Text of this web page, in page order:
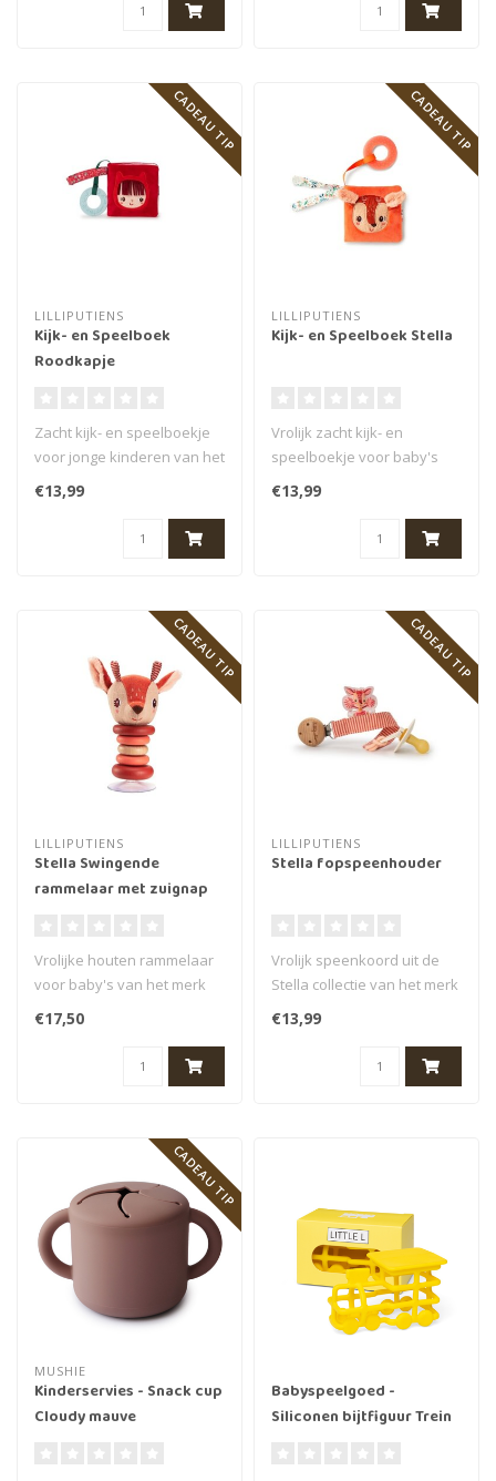
CADEAU TIP
LILLIPUTIENS
Kijk- en Speelboek
Roodkapje
Zacht kijk- en speelboekje
voor jonge kinderen van het
merk Lilliputiens. In dit..
€13,99
CADEAU TIP
LILLIPUTIENS
Kijk- en Speelboek Stella
Vrolijk zacht kijk- en
speelboekje voor baby's
van het merk Lilliputiens. Uit
€13,99
CADEAU TIP
LILLIPUTIENS
Stella Swingende
rammelaar met zuignap
Vrolijke houten rammelaar
voor baby's van het merk
Lilliputiens. Het bekende
her..
€17,50
CADEAU TIP
LILLIPUTIENS
Stella fopspeenhouder
Vrolijk speenkoord uit de
Stella collectie van het merk
Lilliputiens. Raak speen..
€13,99
CADEAU TIP
MUSHIE
Kinderservies - Snack cup
Cloudy mauve
Babyspeelgoed -
Siliconen bijtfiguur Trein